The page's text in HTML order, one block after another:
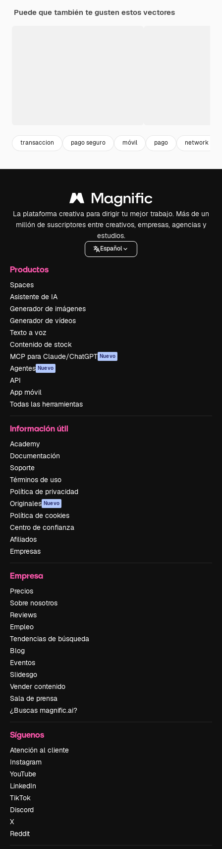
Puede que también te gusten estos vectores
transaccion pago seguro móvil pago network
La plataforma creativa para dirigir tu mejor trabajo. Más de un
millón de suscriptores entre creativos, empresas, agencias y
estudios.
Español
Productos
Spaces
Asistente de IA
Generador de imágenes
Generador de vídeos
Texto a voz
Contenido de stock
MCP para Claude/ChatGPT Nuevo
Agentes Nuevo
API
App móvil
Todas las herramientas
Información útil
Academy
Documentación
Soporte
Términos de uso
Política de privacidad
Originales Nuevo
Política de cookies
Centro de confianza
Afiliados
Empresas
Empresa
Precios
Sobre nosotros
Reviews
Empleo
Tendencias de búsqueda
Blog
Eventos
Slidesgo
Vender contenido
Sala de prensa
¿Buscas magnific.ai?
Síguenos
Atención al cliente
Instagram
YouTube
LinkedIn
TikTok
Discord
X
Reddit